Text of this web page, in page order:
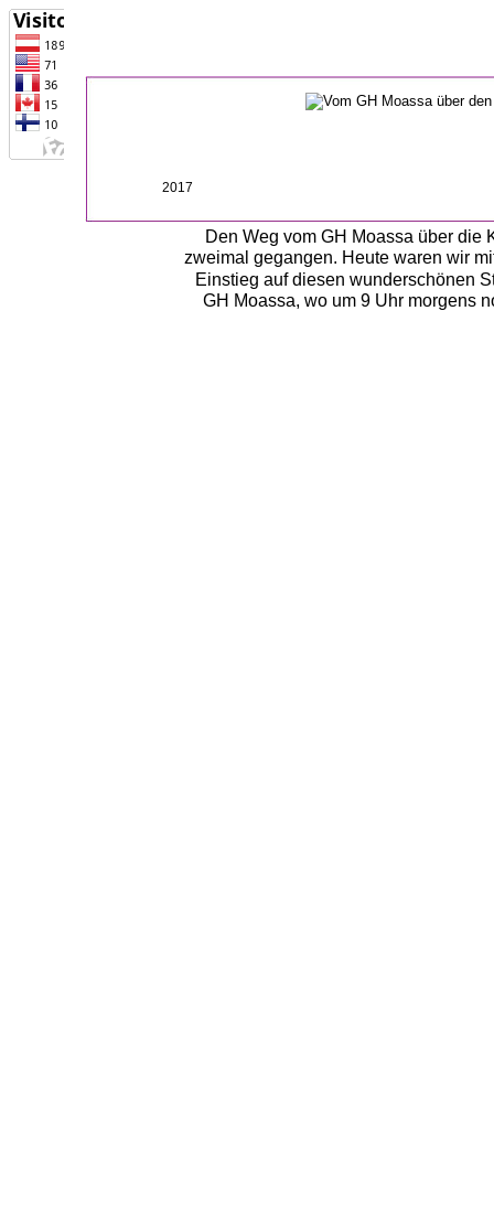
Den Weg vom GH Moassa über
zweimal gegangen. Heute waren wir
Einstieg auf diesen wunderschönen
GH Moassa, wo um 9 Uhr morgens
2017